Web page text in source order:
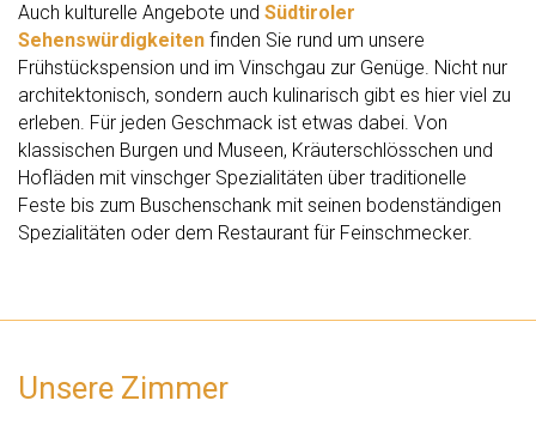
Auch kulturelle Angebote und Südtiroler
Sehenswürdigkeiten finden Sie rund um unsere
Frühstückspension und im Vinschgau zur Genüge. Nicht nur
architektonisch, sondern auch kulinarisch gibt es hier viel zu
erleben. Für jeden Geschmack ist etwas dabei. Von
klassischen Burgen und Museen, Kräuterschlösschen und
Hofläden mit vinschger Spezialitäten über traditionelle
Feste bis zum Buschenschank mit seinen bodenständigen
Spezialitäten oder dem Restaurant für Feinschmecker.
Unsere Zimmer